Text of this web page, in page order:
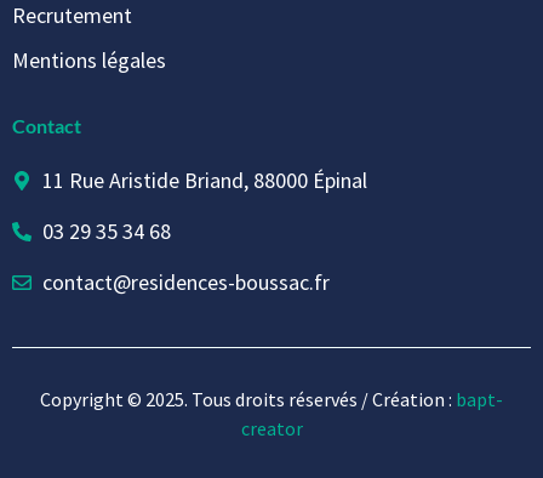
Recrutement
Mentions légales
Contact
11 Rue Aristide Briand, 88000 Épinal
03 29 35 34 68
contact@residences-boussac.fr
Copyright © 2025. Tous droits réservés / Création : bapt-
creator